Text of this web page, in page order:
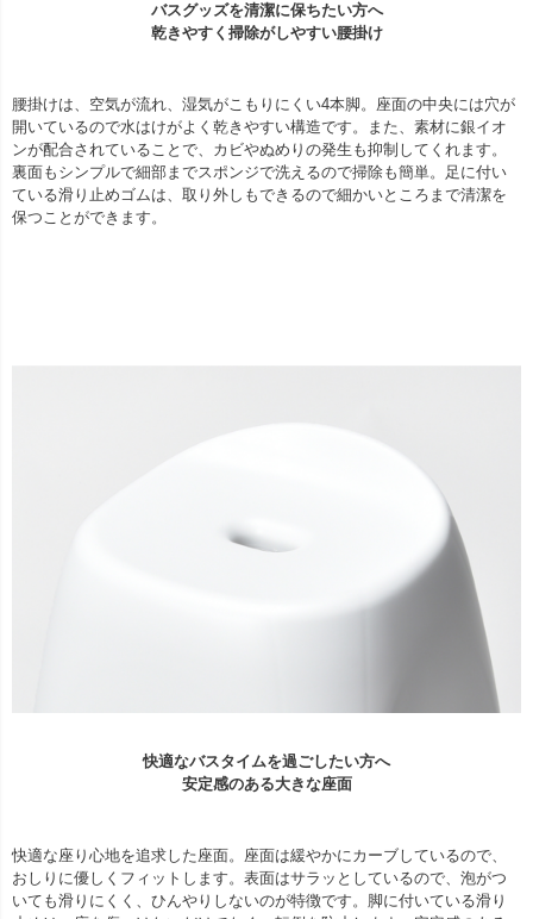
バスグッズを清潔に保ちたい方へ
乾きやすく掃除がしやすい腰掛け
腰掛けは、空気が流れ、湿気がこもりにくい4本脚。座面の中央には穴が
開いているので水はけがよく乾きやすい構造です。また、素材に銀イオ
ンが配合されていることで、カビやぬめりの発生も抑制してくれます。
裏面もシンプルで細部までスポンジで洗えるので掃除も簡単。足に付い
ている滑り止めゴムは、取り外しもできるので細かいところまで清潔を
保つことができます。
快適なバスタイムを過ごしたい方へ
安定感のある大きな座面
快適な座り心地を追求した座面。座面は緩やかにカーブしているので、
おしりに優しくフィットします。表面はサラッとしているので、泡がつ
いても滑りにくく、ひんやりしないのが特徴です。脚に付いている滑り